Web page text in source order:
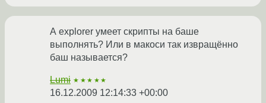
А explorer умеет скрипты на баше
выполнять? Или в макоси так извращённо
баш называется?
Lumi ★★★★★
16.12.2009 12:14:33 +00:00